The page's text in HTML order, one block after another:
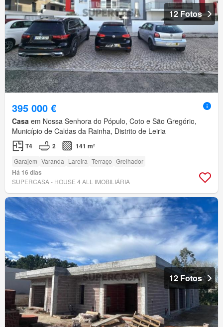
12 Fotos
395 000 €
Casa em Nossa Senhora do Pópulo, Coto e São Gregório,
Município de Caldas da Rainha, Distrito de Leiria
T4 2 141 m²
Garajem Varanda Lareira Terraço Grelhador
Há 16 dias
SUPERCASA - HOUSE 4 ALL IMOBILIÁRIA
12 Fotos